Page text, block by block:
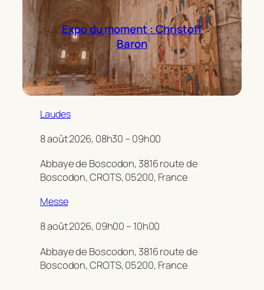
Expo du moment : Christoff
Baron
Laudes
8 août 2026, 08h30 – 09h00
Abbaye de Boscodon, 3816 route de
Boscodon, CROTS, 05200, France
Messe
8 août 2026, 09h00 – 10h00
Abbaye de Boscodon, 3816 route de
Boscodon, CROTS, 05200, France